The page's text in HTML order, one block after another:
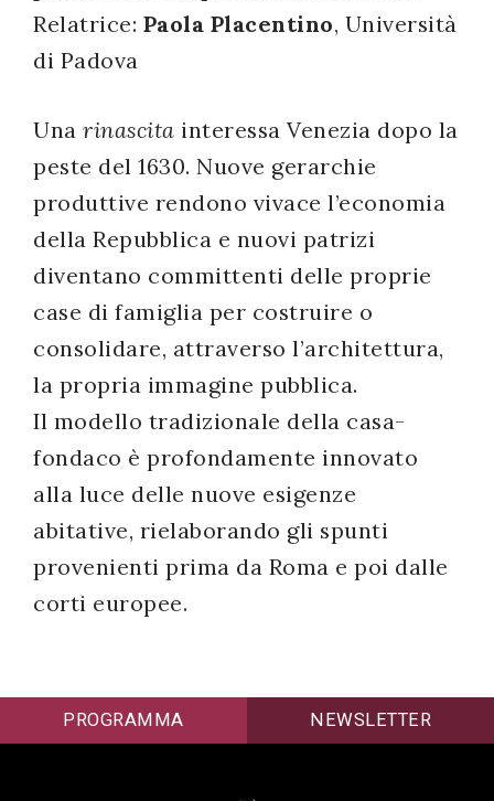
Relatrice: Paola Placentino, Università
di Padova
Una rinascita interessa Venezia dopo la
peste del 1630. Nuove gerarchie
produttive rendono vivace l’economia
della Repubblica e nuovi patrizi
diventano committenti delle proprie
case di famiglia per costruire o
consolidare, attraverso l’architettura,
la propria immagine pubblica.
Il modello tradizionale della casa-
fondaco è profondamente innovato
alla luce delle nuove esigenze
abitative, rielaborando gli spunti
provenienti prima da Roma e poi dalle
corti europee.
PROGRAMMA NEWSLETTER